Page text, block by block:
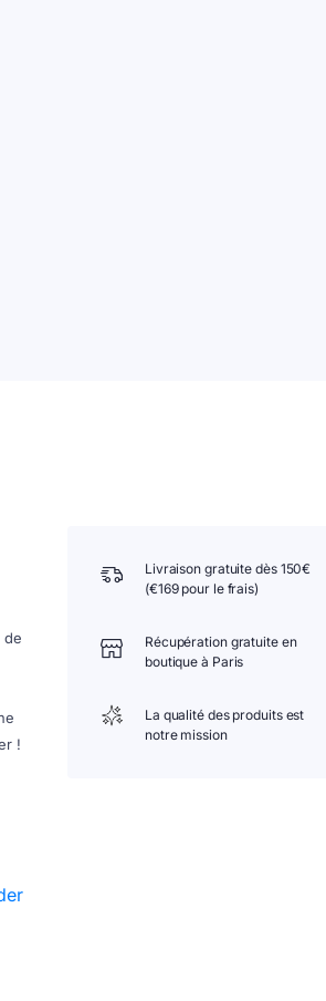
de
!
Livraison gratuite dès 150€
(€169 pour le frais)
Récupération gratuite en
boutique à Paris
La qualité des produits est
notre mission